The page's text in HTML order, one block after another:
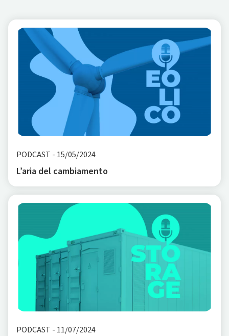
PODCAST - 15/05/2024
L’aria del cambiamento
PODCAST - 11/07/2024